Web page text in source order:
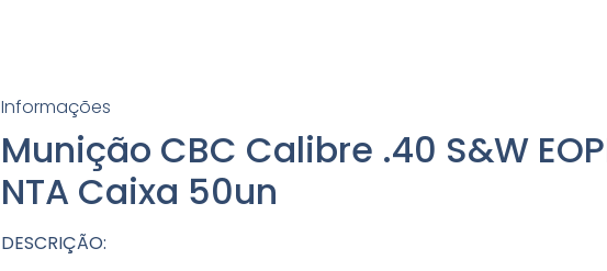
Informações
Munição CBC Calibre .40 S&W
NTA Caixa 50un
DESCRIÇÃO: